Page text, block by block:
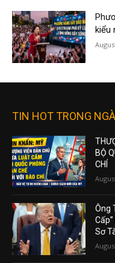
kiểu
TIN HOT TRONG
BỘ
CHÍ
Ông
Sơ